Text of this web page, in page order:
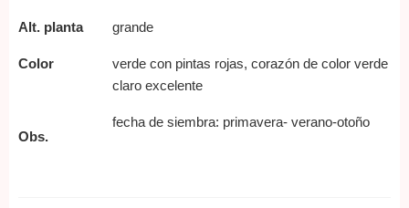
Alt. planta
Color
Obs.
grande
verde con pintas rojas, corazón de color verde
claro excelente
fecha de siembra: primavera- verano-otoño